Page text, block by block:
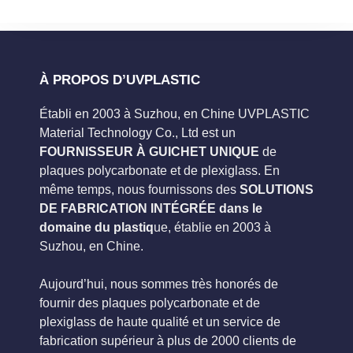
À PROPOS D’UVPLASTIC
Établi en 2003 à Suzhou, en Chine UVPLASTIC
Material Technology Co., Ltd est un
FOURNISSEUR À GUICHET UNIQUE de
plaques polycarbonate et de plexiglass. En
même temps, nous fournissons des SOLUTIONS
DE FABRICATION INTÉGRÉE dans le
domaine du plastique, établie en 2003 à
Suzhou, en Chine.
Aujourd’hui, nous sommes très honorés de
fournir des plaques polycarbonate et de
plexiglass de haute qualité et un service de
fabrication supérieur à plus de 2000 clients de